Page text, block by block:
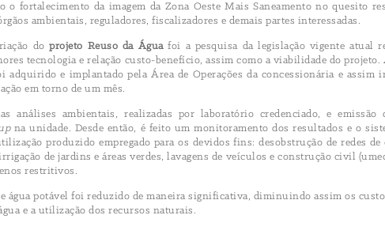
o fortalecimento da imagem da Zona Oeste Mais Saneamento no quesito
ambientais, reguladores, fiscalizadores e demais partes interessadas.
doprojeto Reuso da Águafoi a pesquisa da legislação vigente atual
tecnologia e relação custo-benefício, assim como a viabilidade do projeto.
adquirido e implantado pela Área de Operações da concessionária e assim
em torno de um mês.
análises ambientais, realizadas por laboratório credenciado, e emissão
na unidade. Desde então, é feito um monitoramento dos resultados e o
produzido empregado para os devidos fins: desobstrução de redes de
de jardins e áreas verdes, lavagens de veículos e construção civil
restritivos.
água potável foi reduzido de maneira significativa, diminuindo assim os
e a utilização dos recursos naturais.